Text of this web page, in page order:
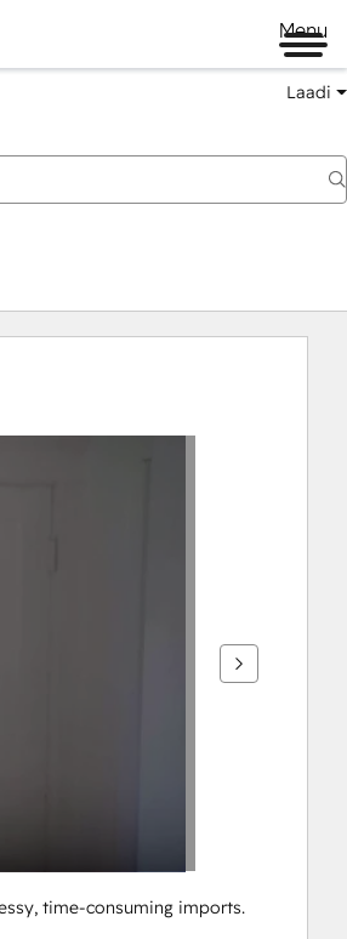
Menu
Laadi
time-consuming imports.